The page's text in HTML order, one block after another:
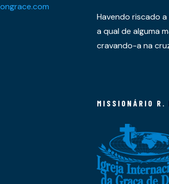
Havendo riscado
a qual de alguma
cravando-a na
MISSIONÁRIO R.